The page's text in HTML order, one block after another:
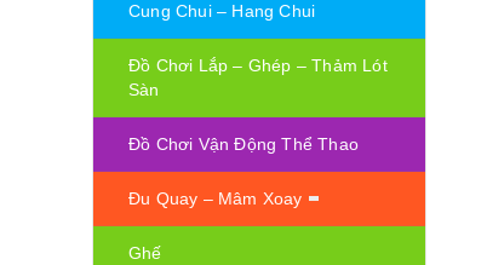
Cung Chui – Hang Chui
Đồ Chơi Lắp – Ghép – Thảm Lót
Sàn
Đồ Chơi Vận Động Thể Thao
Đu Quay – Mâm Xoay
Ghế